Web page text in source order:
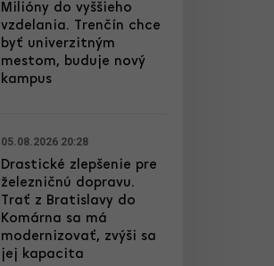
Milióny do vyššieho
vzdelania. Trenčín chce
byť univerzitným
mestom, buduje nový
kampus
05.08.2026 20:28
Drastické zlepšenie pre
železničnú dopravu.
Trať z Bratislavy do
Komárna sa má
modernizovať, zvýši sa
jej kapacita